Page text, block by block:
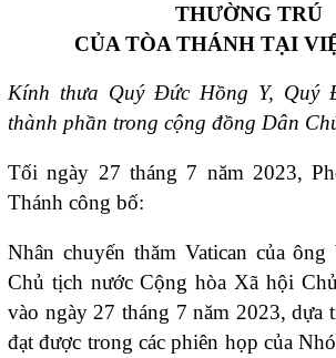
THƯỜNG TRÚ
CỦA TÒA THÁNH TẠI
Kính thưa Quý Đức Hồng Y, Quý
thành phần trong cộng đồng Dân
Tối ngày 27 tháng 7 năm 2023,
Thánh công bố:
Nhân chuyến thăm Vatican của
Chủ tịch nước Cộng hòa Xã hội
vào ngày 27 tháng 7 năm 2023, dựa
đạt được trong các phiên họp của